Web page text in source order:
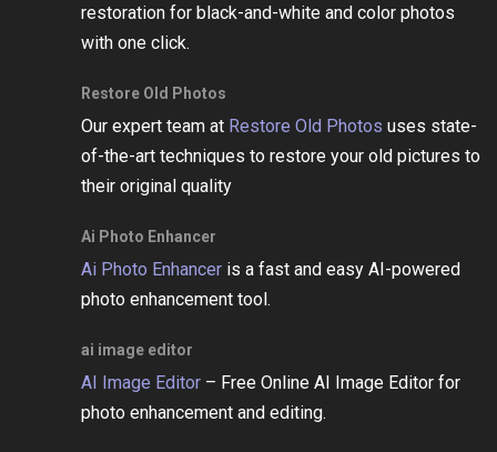
restoration for black-and-white and color photos
with one click.
Restore Old Photos
Our expert team at Restore Old Photos uses state-
of-the-art techniques to restore your old pictures to
their original quality
Ai Photo Enhancer
Ai Photo Enhanceris a fast and easy AI-powered
photo enhancement tool.
ai image editor
AI Image Editor– Free Online AI Image Editor for
photo enhancement and editing.